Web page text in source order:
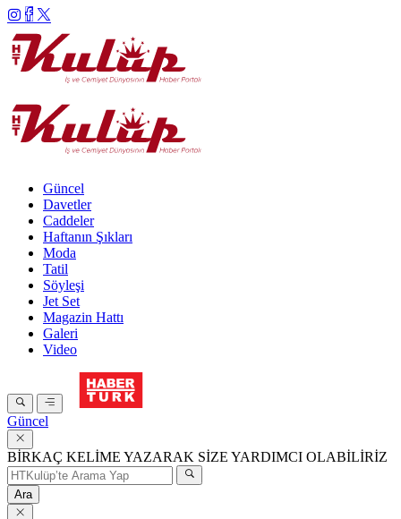
Güncel
Davetler
Caddeler
Haftanın Şıkları
Moda
Tatil
Söyleşi
Jet Set
Magazin Hattı
Galeri
Video
Güncel
BİRKAÇ KELİME YAZARAK SİZE YARDIMCI OLABİLİRİZ
Ara